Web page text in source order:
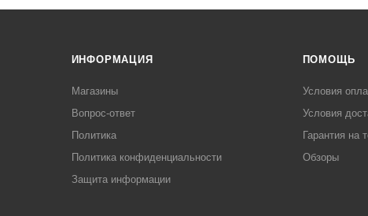
ИНФОРМАЦИЯ
Магазины
Вопрос-ответ
Политика
Политика конфиденциальности
Защита информации
ПОМОЩЬ
Условия
Условия
Гарантия на
Обзоры